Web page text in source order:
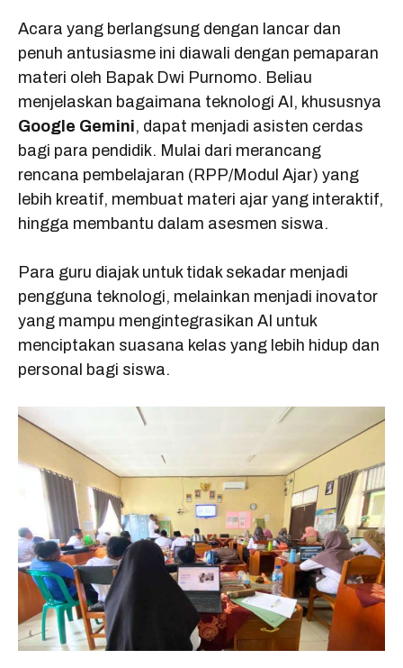
Acara yang berlangsung dengan lancar dan
penuh antusiasme ini diawali dengan pemaparan
materi oleh Bapak Dwi Purnomo. Beliau
menjelaskan bagaimana teknologi AI, khususnya
Google Gemini, dapat menjadi asisten cerdas
bagi para pendidik. Mulai dari merancang
rencana pembelajaran (RPP/Modul Ajar) yang
lebih kreatif, membuat materi ajar yang interaktif,
hingga membantu dalam asesmen siswa.
Para guru diajak untuk tidak sekadar menjadi
pengguna teknologi, melainkan menjadi inovator
yang mampu mengintegrasikan AI untuk
menciptakan suasana kelas yang lebih hidup dan
personal bagi siswa.